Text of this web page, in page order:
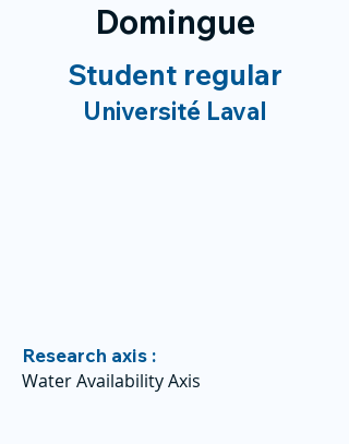
Domingue
Student regular
Université Laval
Research axis :
Water Availability Axis